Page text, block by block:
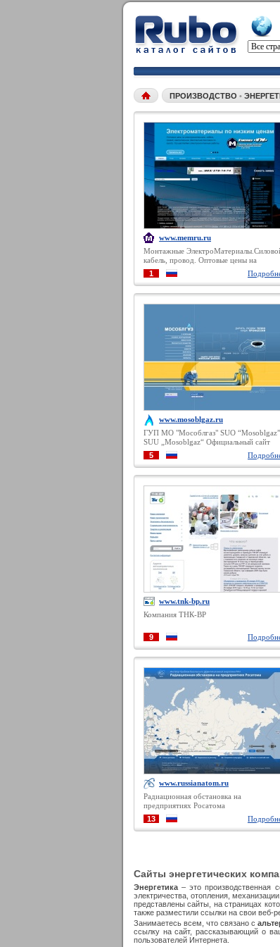
ПРОИЗВОДСТВО •
www.memru.ru
Монтажные
кабель, провод. Оптовые цены на
электроматериалы.
1
www.mosoblgaz.ru
ГУП MO "Мособлгаз" SUO “Mosoblgaz”
SUU „Mosoblgaz“ Официальный сайт
5
www.tnk-bp.ru
Компания ТНК-ВР
9
www.russianatom.ru
Радиационная обстановка на
предприятиях Росатома
13
Сайты энергетических
Энергетика – это производственная
электричества, отопления,
представлены сайты, на страницах
также разместили ссылки на свои веб-
Занимаетесь всем, что связано с
ссылку на сайт, рассказывающий о
пользователей Интернета.